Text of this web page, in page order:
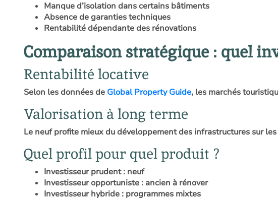
Manque d’isolation dans certains bâtiments
Absence de garanties techniques
Rentabilité dépendante des rénovations
Comparaison stratégique : quel
Rentabilité locative
Selon les données de Global Property Guide, les marchés
Valorisation à long terme
Le neuf profite mieux du développement des infrastructures sur
Quel profil pour quel produit ?
Investisseur prudent : neuf
Investisseur opportuniste : ancien à rénover
Investisseur hybride : programmes mixtes